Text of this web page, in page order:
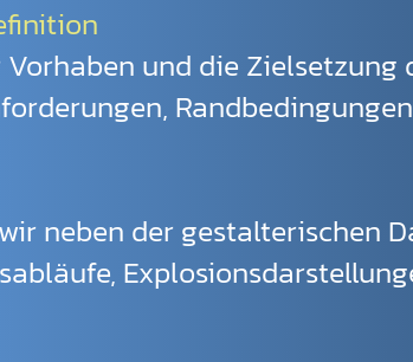
und die
neben der gestalterischen